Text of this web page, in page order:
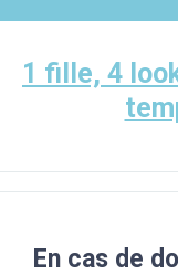
content
1 fille, 4
En cas de